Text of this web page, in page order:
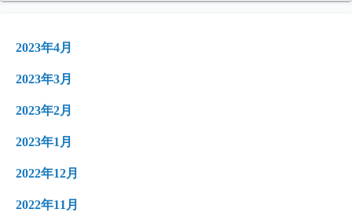
2023年4月
2023年3月
2023年2月
2023年1月
2022年12月
2022年11月